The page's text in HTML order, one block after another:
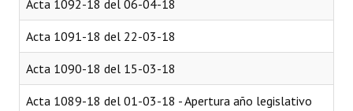
Acta 1092-18 del 06-04-18
Acta 1091-18 del 22-03-18
Acta 1090-18 del 15-03-18
Acta 1089-18 del 01-03-18 - Apertura año legislativo